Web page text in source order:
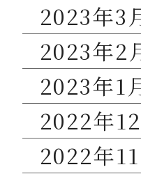
2023年3
2023年2
2023年1
2022年
2022年